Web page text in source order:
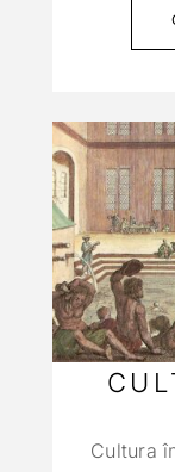
Cultura